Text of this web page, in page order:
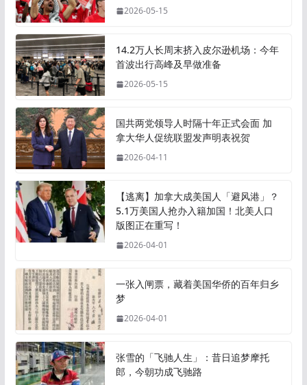
2026-05-15
14.2万人长周末挤入皮尔逊机场：今年
首波出行高峰及早做准备
2026-05-15
国共两党领导人时隔十年正式会面 加
拿大华人促统联盟发声明表祝贺
2026-04-11
【逃离】加拿大成美国人「避风港」？
5.1万美国人抢办入籍加国！北美人口
版图正在重写！
2026-04-01
一张入闸票，藏着美国华侨的百年归乡
梦
2026-04-01
张雪的「飞驰人生」：昔日追梦摩托
郎，今朝功成飞驰路